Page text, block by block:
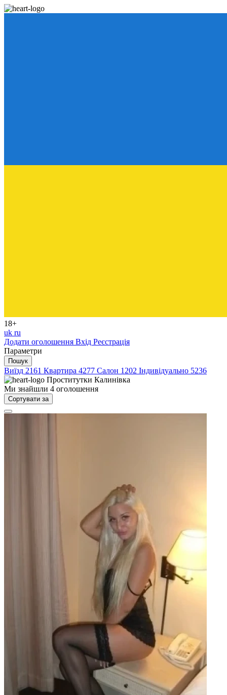
18+
uk ru
Додати оголошення Вхід Реєстрація
Параметри
Пошук
Виїзд 2161 Квартира 4277 Салон 1202 Індивідуально 5236
Проститутки Калинівка
Ми знайшли 4 оголошення
Сортувати за